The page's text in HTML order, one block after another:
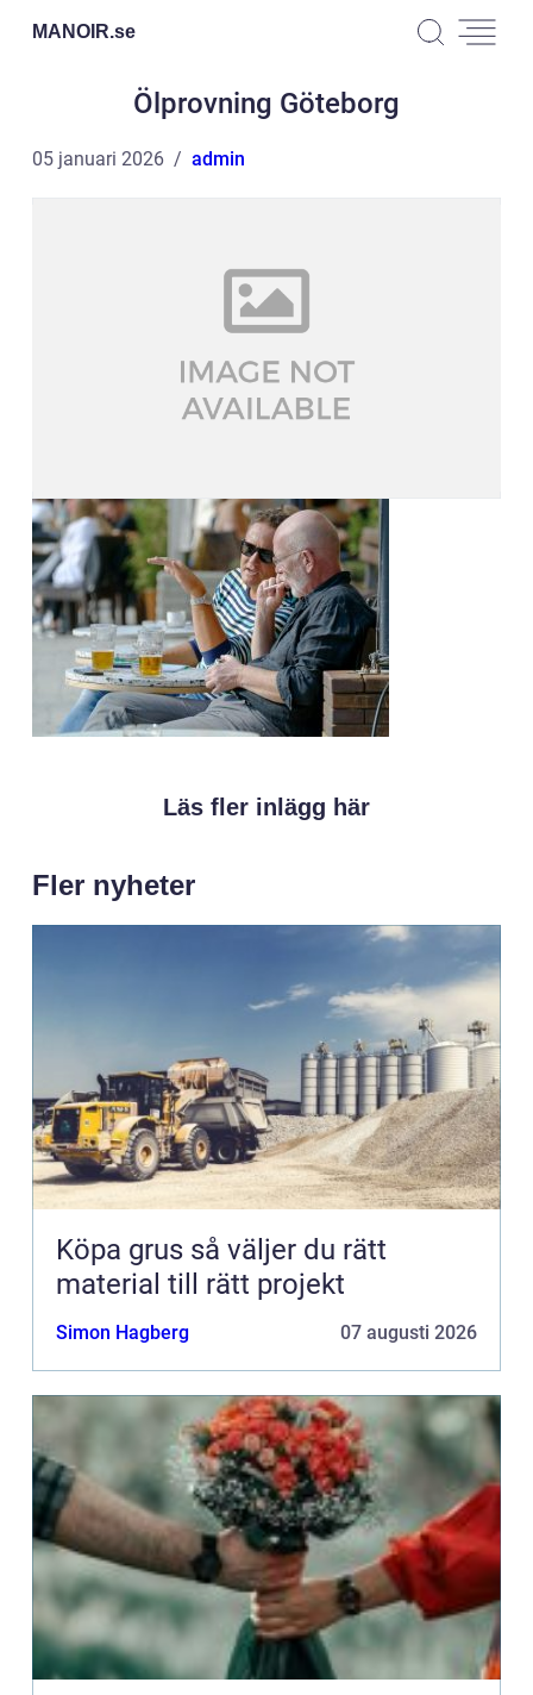
MANOIR.se
Ölprovning Göteborg
05 januari 2026 admin
Läs fler inlägg här
Fler nyheter
Köpa grus så väljer du rätt
material till rätt projekt
Simon Hagberg 07 augusti 2026